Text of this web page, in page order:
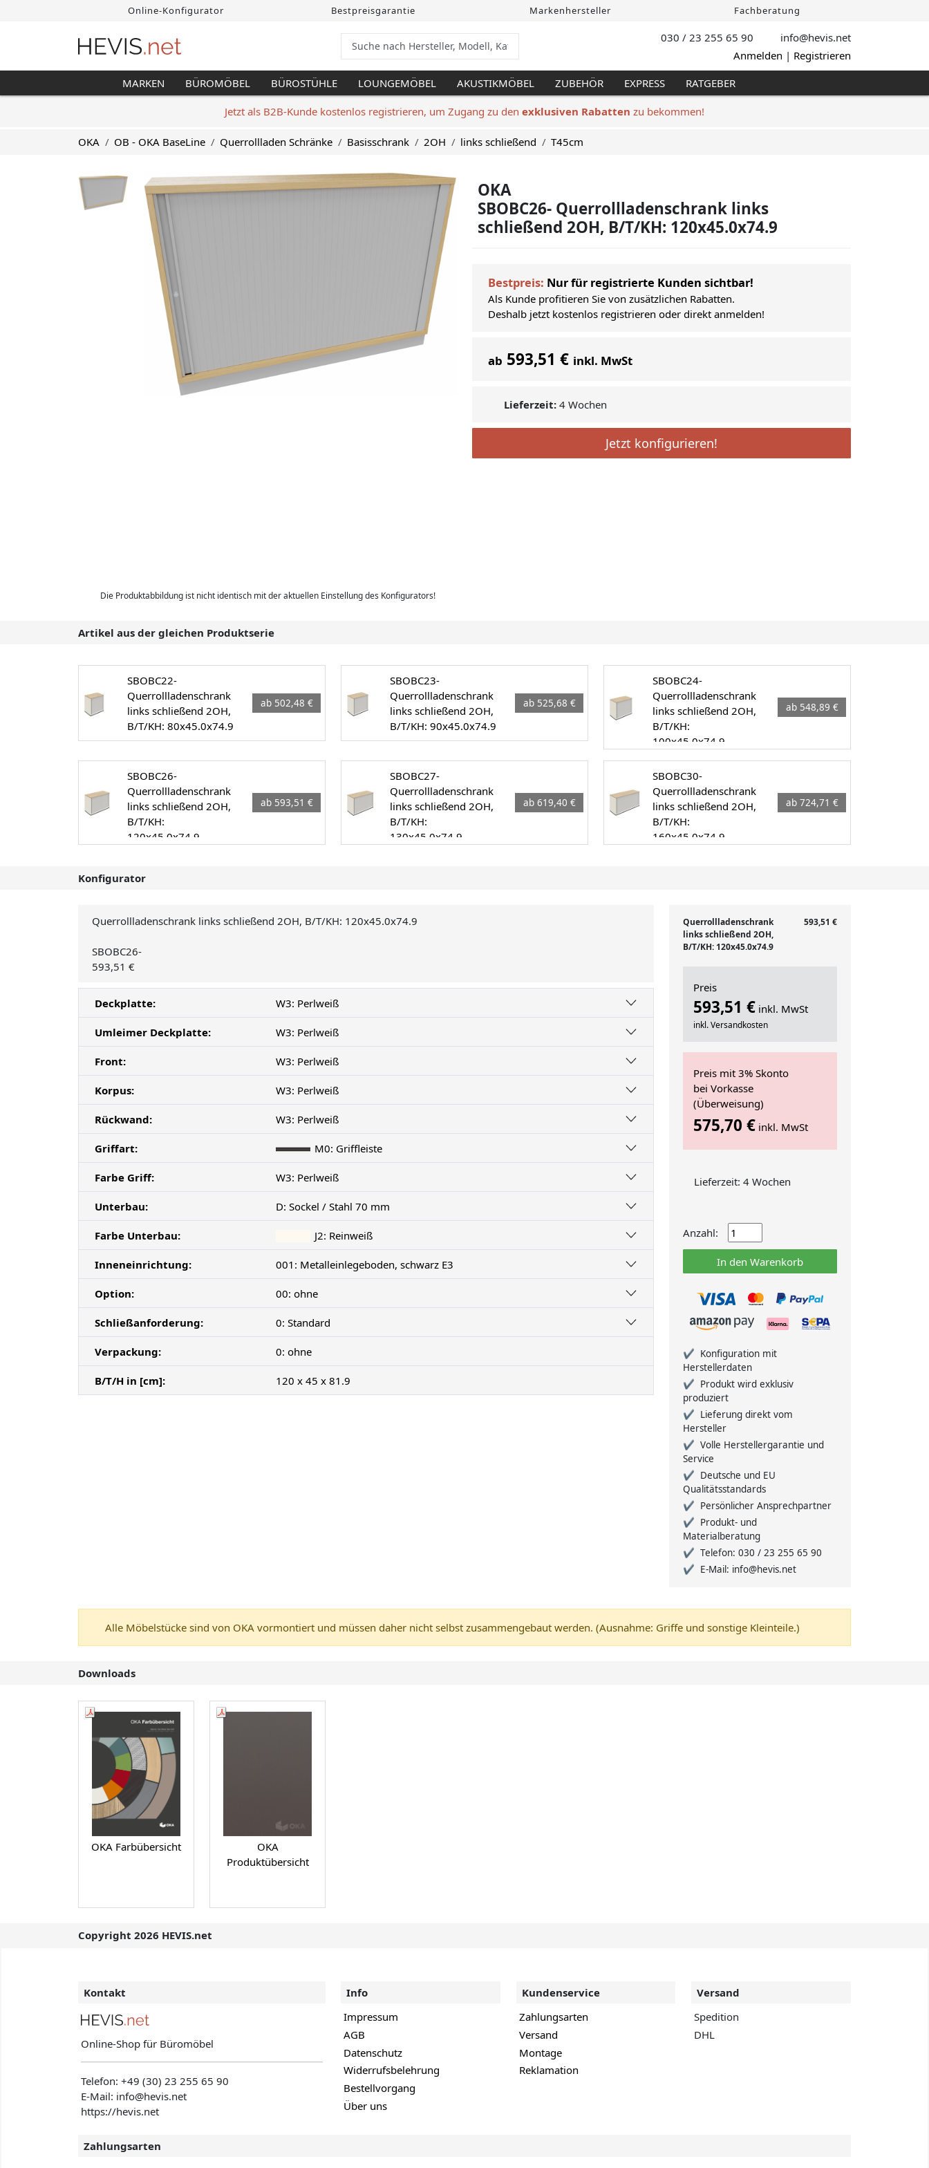
Online-Konfigurator Bestpreisgarantie Markenhersteller Fachberatung
030 / 23 255 65 90 info@hevis.net
Anmelden | Registrieren
MARKEN BÜROMÖBEL BÜROSTÜHLE LOUNGEMÖBEL AKUSTIKMÖBEL ZUBEHÖR EXPRESS RATGEBER
Jetzt als B2B-Kunde kostenlos registrieren, um Zugang zu den exklusiven Rabatten zu bekommen!
OKA OB - OKA BaseLine Querrollladen Schränke Basisschrank 2OH links schließend T45cm
Die Produktabbildung ist nicht identisch mit der aktuellen Einstellung des Konfigurators!
OKA
SBOBC26- Querrollladenschrank links
schließend 2OH, B/T/KH: 120x45.0x74.9
Bestpreis: Nur für registrierte Kunden sichtbar!
Als Kunde profitieren Sie von zusätzlichen Rabatten.
Deshalb jetzt kostenlos registrieren oder direkt anmelden!
ab 593,51 € inkl. MwSt
Lieferzeit: 4 Wochen
Jetzt konfigurieren!
Artikel aus der gleichen Produktserie
SBOBC22-
Querrollladenschrank
links schließend 2OH,
B/T/KH: 80x45.0x74.9
ab 502,48 €
SBOBC23-
Querrollladenschrank
links schließend 2OH,
B/T/KH: 90x45.0x74.9
ab 525,68 €
SBOBC24-
Querrollladenschrank
links schließend 2OH,
B/T/KH:
100x45.0x74.9
ab 548,89 €
SBOBC26-
Querrollladenschrank
links schließend 2OH,
B/T/KH:
120x45.0x74.9
ab 593,51 €
SBOBC27-
Querrollladenschrank
links schließend 2OH,
B/T/KH:
130x45.0x74.9
ab 619,40 €
SBOBC30-
Querrollladenschrank
links schließend 2OH,
B/T/KH:
160x45.0x74.9
ab 724,71 €
Konfigurator
Querrollladenschrank links schließend 2OH, B/T/KH: 120x45.0x74.9
SBOBC26-
593,51 €
Deckplatte: W3: Perlweiß
Umleimer Deckplatte: W3: Perlweiß
Front: W3: Perlweiß
Korpus: W3: Perlweiß
Rückwand: W3: Perlweiß
Griffart: M0: Griffleiste
Farbe Griff: W3: Perlweiß
Unterbau: D: Sockel / Stahl 70 mm
Farbe Unterbau: J2: Reinweiß
Inneneinrichtung: 001: Metalleinlegeboden, schwarz E3
Option: 00: ohne
Schließanforderung: 0: Standard
Verpackung: 0: ohne
B/T/H in [cm]: 120 x 45 x 81.9
Querrollladenschrank
links schließend 2OH,
B/T/KH: 120x45.0x74.9
593,51 €
Preis
593,51 € inkl. MwSt
inkl. Versandkosten
Preis mit 3% Skonto
bei Vorkasse
(Überweisung)
575,70 € inkl. MwSt
Lieferzeit: 4 Wochen
Anzahl:
In den Warenkorb
Konfiguration mit
Herstellerdaten
Produkt wird exklusiv
produziert
Lieferung direkt vom
Hersteller
Volle Herstellergarantie und
Service
Deutsche und EU
Qualitätsstandards
Persönlicher Ansprechpartner
Produkt- und
Materialberatung
Telefon: 030 / 23 255 65 90
E-Mail: info@hevis.net
Alle Möbelstücke sind von OKA vormontiert und müssen daher nicht selbst zusammengebaut werden. (Ausnahme: Griffe und sonstige Kleinteile.)
Downloads
OKA Farbübersicht
OKA
Produktübersicht
Copyright 2026 HEVIS.net
Kontakt
Online-Shop für Büromöbel
Telefon:+49 (30) 23 255 65 90
E-Mail: info@hevis.net
https://hevis.net
Info
Impressum
AGB
Datenschutz
Widerrufsbelehrung
Bestellvorgang
Über uns
Kundenservice
Zahlungsarten
Versand
Montage
Reklamation
Versand
Spedition
DHL
Zahlungsarten